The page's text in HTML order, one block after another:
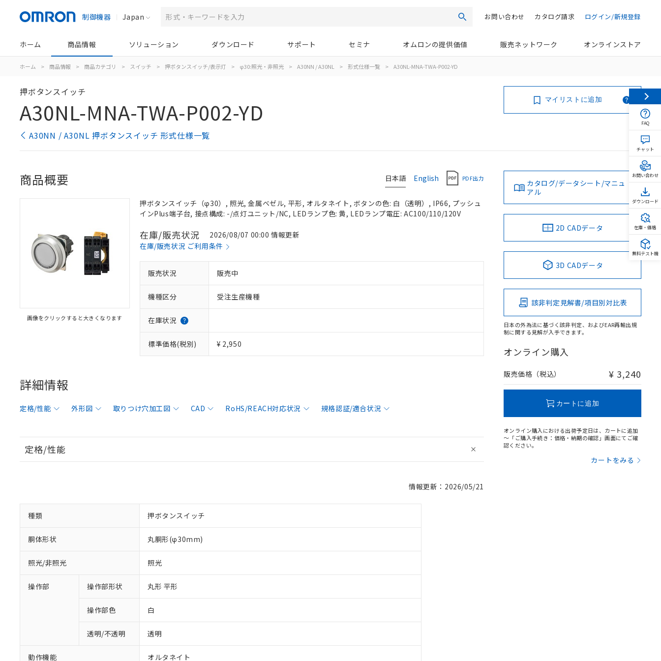
制御機器 Japan 検索 ログイン/新規登録
カタログ請求
お問い合わせ
ホーム 商品情報 ソリューション ダウンロード サポート セミナ オムロンの提供価値 販売ネットワーク オンラインストア
ホーム > 商品情報 > 商品カテゴリ > スイッチ > 押ボタンスイッチ/表示灯 > φ30:照光・非照光 > A30NN / A30NL > 形式仕様一覧 > A30NL-MNA-TWA-P002-YD
押ボタンスイッチ
A30NL-MNA-TWA-P002-YD
A30NN / A30NL 押ボタンスイッチ 形式仕様一覧
マイリストに追加
日本語 English PDF出力
商品概要
画像をクリックすると大きくなります
押ボタンスイッチ（φ30）, 照光, 金属ベゼル, 平形, オルタネイト, ボタンの色: 白（透明）, IP66, プッシュ
インPlus端子台, 接点構成: -/点灯ユニット/NC, LEDランプ色: 黄, LEDランプ電圧: AC100/110/120V
在庫/販売状況
2026/08/07 00:00 情報更新
在庫/販売状況 ご利用条件
販売状況 販売中
機種区分 受注生産機種
在庫状況
標準価格(税別) ¥ 2,950
詳細情報
定格/性能 外形図 取りつけ穴加工図 CAD RoHS/REACH対応状況 規格認証/適合状況
定格/性能
情報更新：2026/05/21
種類 押ボタンスイッチ
胴体形状 丸胴形(φ30mm)
照光/非照光 照光
操作部 操作部形状 丸形 平形
操作部色 白
透明/不透明 透明
動作機能 オルタネイト
カタログ/データシート/マニュ
アル
2D CADデータ
3D CADデータ
該非判定見解書/項目別対比表
日本の外為法に基づく該非判定、およびEAR再輸出規
制に関する見解が入手できます。
オンライン購入
販売価格（税込） ¥ 3,240
カートに追加
オンライン購入における出荷予定日は、カートに追加
～「ご購入手続き：価格・納期の確認」画面にてご確
認ください。
カートをみる
FAQ
チャット
お問い合わせ
ダウンロード
在庫・価格
無料テスト機